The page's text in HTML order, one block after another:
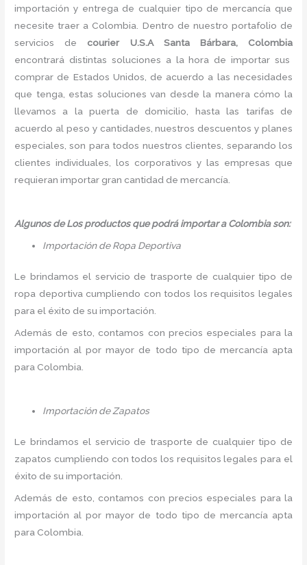
importación y entrega de cualquier tipo de mercancía que
necesite traer a Colombia. Dentro de nuestro portafolio de
servicios de courier U.S.A Santa Bárbara, Colombia
encontrará distintas soluciones a la hora de importar sus
comprar de Estados Unidos, de acuerdo a las necesidades
que tenga, estas soluciones van desde la manera cómo la
llevamos a la puerta de domicilio, hasta las tarifas de
acuerdo al peso y cantidades, nuestros descuentos y planes
especiales, son para todos nuestros clientes, separando los
clientes individuales, los corporativos y las empresas que
requieran importar gran cantidad de mercancía.
Algunos de Los productos que podrá importar a Colombia son:
Importación de Ropa Deportiva
Le brindamos el servicio de trasporte de cualquier tipo de
ropa deportiva cumpliendo con todos los requisitos legales
para el éxito de su importación.
Además de esto, contamos con precios especiales para la
importación al por mayor de todo tipo de mercancía apta
para Colombia.
Importación de Zapatos
Le brindamos el servicio de trasporte de cualquier tipo de
zapatos cumpliendo con todos los requisitos legales para el
éxito de su importación.
Además de esto, contamos con precios especiales para la
importación al por mayor de todo tipo de mercancía apta
para Colombia.